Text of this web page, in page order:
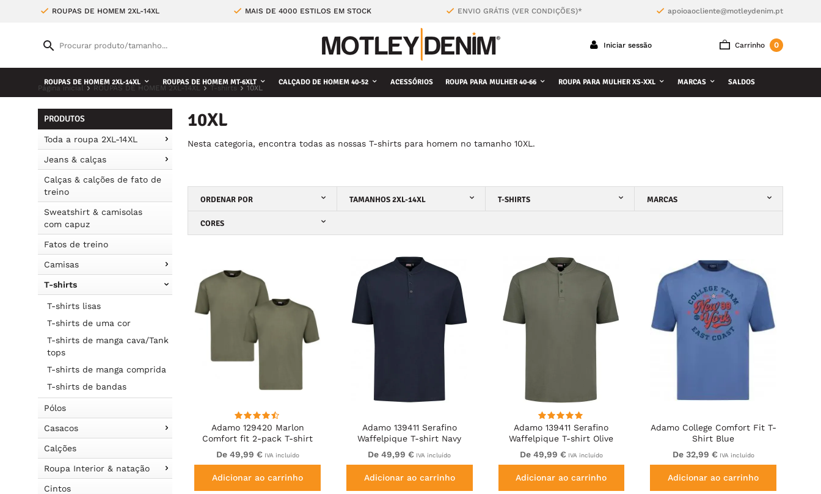
ROUPAS DE HOMEM 2XL-14XL MAIS DE 4000 ESTILOS EM STOCK ENVIO GRÁTIS (VER CONDIÇÕES)* apoioaocliente@motleydenim.pt
Carrinho 0
Iniciar sessão
ROUPAS DE HOMEM 2XL-14XL ROUPAS DE HOMEM MT-6XLT CALÇADO DE HOMEM 40-52 ACESSÓRIOS ROUPA PARA MULHER 40-66 ROUPA PARA MULHER XS-XXL MARCAS SALDOS
Página inicial ROUPAS DE HOMEM 2XL-14XL T-shirts 10XL
PRODUTOS
Toda a roupa 2XL-14XL
Jeans & calças
Calças & calções de fato de
treino
Sweatshirt & camisolas
com capuz
Fatos de treino
Camisas
T-shirts
T-shirts lisas
T-shirts de uma cor
T-shirts de manga cava/Tank
tops
T-shirts de manga comprida
T-shirts de bandas
Pólos
Casacos
Calções
Roupa Interior & natação
Cintos
10XL
Nesta categoria, encontra todas as nossas T-shirts para homem no tamanho 10XL.
ORDENAR POR TAMANHOS 2XL-14XL T-SHIRTS MARCAS
CORES
Adamo 129420 Marlon
Comfort fit 2-pack T-shirt
Olive Green
De 49,99 € IVA incluído
Adicionar ao carrinho
Adamo 139411 Serafino
Waffelpique T-shirt Navy
De 49,99 € IVA incluído
Adicionar ao carrinho
Adamo 139411 Serafino
Waffelpique T-shirt Olive
Green
De 49,99 € IVA incluído
Adicionar ao carrinho
Adamo College Comfort Fit T-
Shirt Blue
De 32,99 € IVA incluído
Adicionar ao carrinho